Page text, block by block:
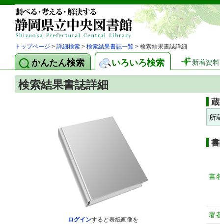
トップページ > 詳細検索 > 検索結果書誌一覧 > 検索結果書誌詳細
かんたん検索 いろいろ検索 新着資料
検索結果書誌詳細
ログインすると表紙画像を
所
書
著